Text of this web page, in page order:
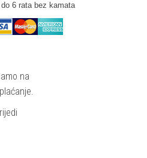
6 rata bez kamata
na